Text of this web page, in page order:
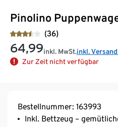
Pinolino
(36)
64,99inkl. MwSt.inkl.
Zur Zeit nicht verfügbar
Bestellnummer: 163993
Inkl. Bettzeug –